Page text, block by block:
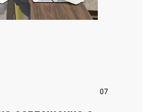
07